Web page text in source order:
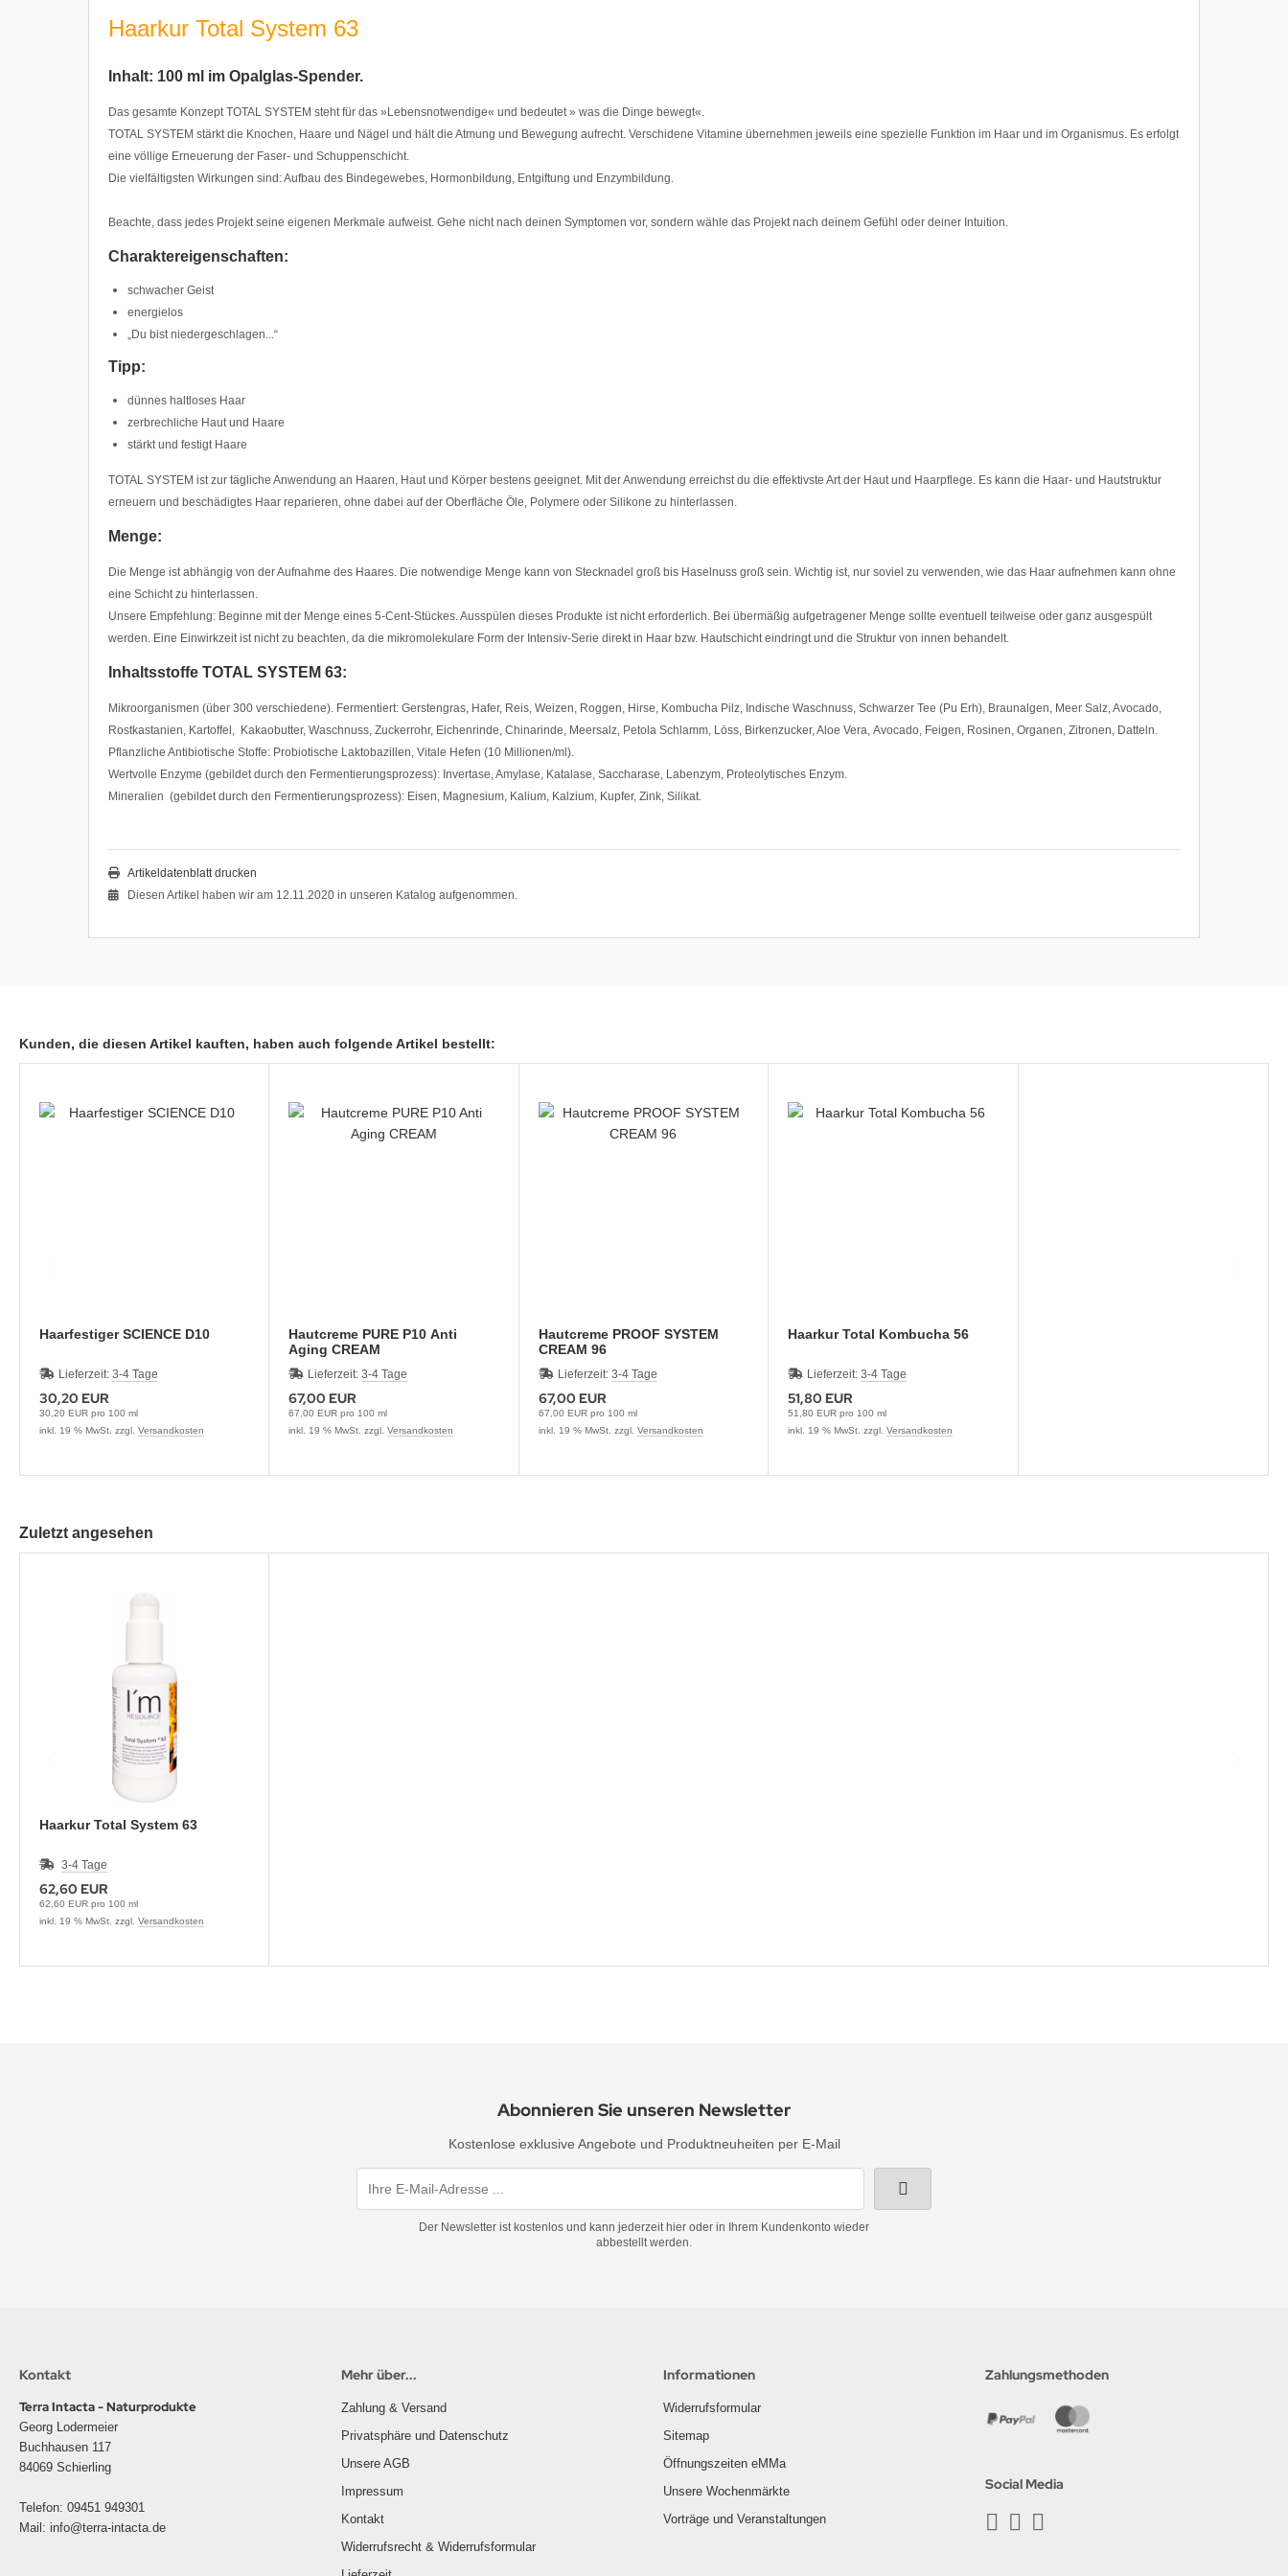
Haarkur Total System 63
Inhalt: 100 ml im Opalglas-Spender.
Das gesamte Konzept TOTAL SYSTEM steht für das »Lebensnotwendige« und bedeutet » was die Dinge bewegt«.
TOTAL SYSTEM stärkt die Knochen, Haare und Nägel und hält die Atmung und Bewegung aufrecht. Verschidene Vitamine übernehmen jeweils eine spezielle Funktion im Haar und im Organismus. Es erfolgt
eine völlige Erneuerung der Faser- und Schuppenschicht.
Die vielfältigsten Wirkungen sind: Aufbau des Bindegewebes, Hormonbildung, Entgiftung und Enzymbildung.
Beachte, dass jedes Projekt seine eigenen Merkmale aufweist. Gehe nicht nach deinen Symptomen vor, sondern wähle das Projekt nach deinem Gefühl oder deiner Intuition.
Charaktereigenschaften:
schwacher Geist
energielos
„Du bist niedergeschlagen...“
Tipp:
dünnes haltloses Haar
zerbrechliche Haut und Haare
stärkt und festigt Haare
TOTAL SYSTEM ist zur tägliche Anwendung an Haaren, Haut und Körper bestens geeignet. Mit der Anwendung erreichst du die effektivste Art der Haut und Haarpflege. Es kann die Haar- und Hautstruktur
erneuern und beschädigtes Haar reparieren, ohne dabei auf der Oberfläche Öle, Polymere oder Silikone zu hinterlassen.
Menge:
Die Menge ist abhängig von der Aufnahme des Haares. Die notwendige Menge kann von Stecknadel groß bis Haselnuss groß sein. Wichtig ist, nur soviel zu verwenden, wie das Haar aufnehmen kann ohne
eine Schicht zu hinterlassen.
Unsere Empfehlung: Beginne mit der Menge eines 5-Cent-Stückes. Ausspülen dieses Produkte ist nicht erforderlich. Bei übermäßig aufgetragener Menge sollte eventuell teilweise oder ganz ausgespült
werden. Eine Einwirkzeit ist nicht zu beachten, da die mikromolekulare Form der Intensiv-Serie direkt in Haar bzw. Hautschicht eindringt und die Struktur von innen behandelt.
Inhaltsstoffe TOTAL SYSTEM 63:
Mikroorganismen (über 300 verschiedene). Fermentiert: Gerstengras, Hafer, Reis, Weizen, Roggen, Hirse, Kombucha Pilz, Indische Waschnuss, Schwarzer Tee (Pu Erh), Braunalgen, Meer Salz, Avocado,
Rostkastanien, Kartoffel, Kakaobutter, Waschnuss, Zuckerrohr, Eichenrinde, Chinarinde, Meersalz, Petola Schlamm, Löss, Birkenzucker, Aloe Vera, Avocado, Feigen, Rosinen, Organen, Zitronen, Datteln.
Pflanzliche Antibiotische Stoffe: Probiotische Laktobazillen, Vitale Hefen (10 Millionen/ml).
Wertvolle Enzyme (gebildet durch den Fermentierungsprozess): Invertase, Amylase, Katalase, Saccharase, Labenzym, Proteolytisches Enzym.
Mineralien (gebildet durch den Fermentierungsprozess): Eisen, Magnesium, Kalium, Kalzium, Kupfer, Zink, Silikat.
Artikeldatenblatt drucken
Diesen Artikel haben wir am 12.11.2020 in unseren Katalog aufgenommen.
Kunden, die diesen Artikel kauften, haben auch folgende Artikel bestellt:
Haarfestiger SCIENCE D10
Lieferzeit: 3-4 Tage
30,20 EUR
30,20 EUR pro 100 ml
inkl. 19 % MwSt. zzgl. Versandkosten
Hautcreme PURE P10 Anti
Aging CREAM
Lieferzeit:3-4 Tage
67,00 EUR
67,00 EUR pro 100 ml
inkl. 19 % MwSt. zzgl.Versandkosten
Hautcreme PROOF SYSTEM
CREAM 96
Lieferzeit: 3-4 Tage
67,00 EUR
67,00 EUR pro 100 ml
inkl. 19 % MwSt. zzgl. Versandkosten
Haarkur Total Kombucha 56
Lieferzeit:3-4 Tage
51,80 EUR
51,80 EUR pro 100 ml
inkl. 19 % MwSt. zzgl.Versandkosten
Zuletzt angesehen
Haarkur Total System 63
3-4 Tage
62,60 EUR
62,60 EUR pro 100 ml
inkl. 19 % MwSt. zzgl. Versandkosten
Abonnieren Sie unseren Newsletter
Kostenlose exklusive Angebote und Produktneuheiten per E-Mail
Der Newsletter ist kostenlos und kann jederzeit hier oder in Ihrem Kundenkonto wieder
abbestellt werden.
Kontakt
Terra Intacta - Naturprodukte
Georg Lodermeier
Buchhausen 117
84069 Schierling
Telefon: 09451 949301
Mail: info@terra-intacta.de
Mehr über...
Zahlung & Versand
Privatsphäre und Datenschutz
Unsere AGB
Impressum
Kontakt
Widerrufsrecht & Widerrufsformular
Informationen
Widerrufsformular
Sitemap
Öffnungszeiten eMMa
Unsere Wochenmärkte
Vorträge und Veranstaltungen
Zahlungsmethoden
Social Media